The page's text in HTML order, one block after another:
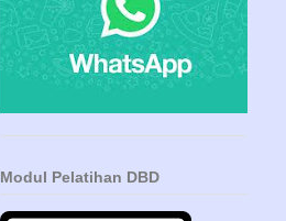
Modul Pelatihan DBD